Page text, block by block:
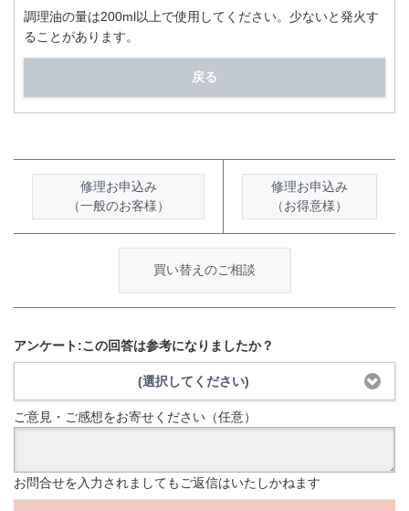
調理油の量は200ml以上で使用してください。少ないと発火す
ることがあります。
戻る
修理お申込み
（一般のお客様）
修理お申込み
（お得意様）
買い替えのご相談
アンケート:この回答は参考になりましたか？
(選択してください)
ご意見・ご感想をお寄せください（任意）
お問合せを入力されましてもご返信はいたしかねます